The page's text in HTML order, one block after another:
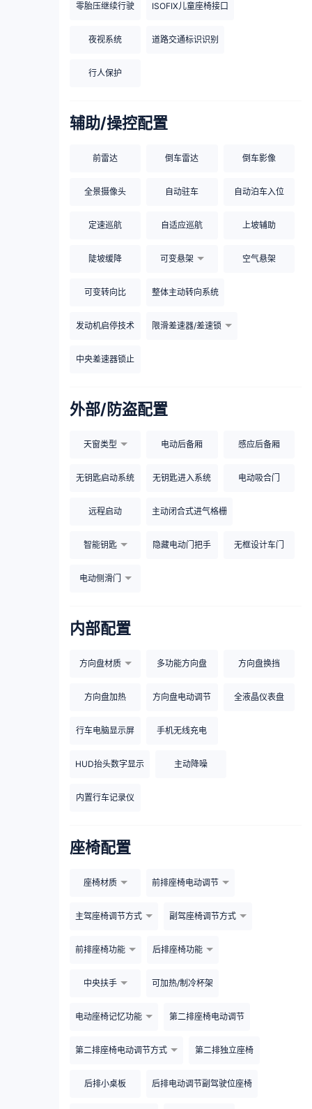
零胎压继续行驶 ISOFIX儿童座椅接口
夜视系统 道路交通标识识别
行人保护
辅助/操控配置
前雷达 倒车雷达 倒车影像
全景摄像头 自动驻车 自动泊车入位
定速巡航 自适应巡航 上坡辅助
陡坡缓降 可变悬架 空气悬架
可变转向比 整体主动转向系统
发动机启停技术 限滑差速器/差速锁
中央差速器锁止
外部/防盗配置
天窗类型 电动后备厢 感应后备厢
无钥匙启动系统 无钥匙进入系统 电动吸合门
远程启动 主动闭合式进气格栅
智能钥匙 隐藏电动门把手 无框设计车门
电动侧滑门
内部配置
方向盘材质 多功能方向盘 方向盘换挡
方向盘加热 方向盘电动调节 全液晶仪表盘
行车电脑显示屏 手机无线充电
HUD抬头数字显示 主动降噪
内置行车记录仪
座椅配置
座椅材质 前排座椅电动调节
主驾座椅调节方式 副驾座椅调节方式
前排座椅功能 后排座椅功能
中央扶手 可加热/制冷杯架
电动座椅记忆功能 第二排座椅电动调节
第二排座椅电动调节方式 第二排独立座椅
后排小桌板 后排电动调节副驾驶位座椅